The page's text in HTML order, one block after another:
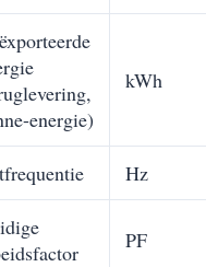
energie)
kWh
Hz
PF